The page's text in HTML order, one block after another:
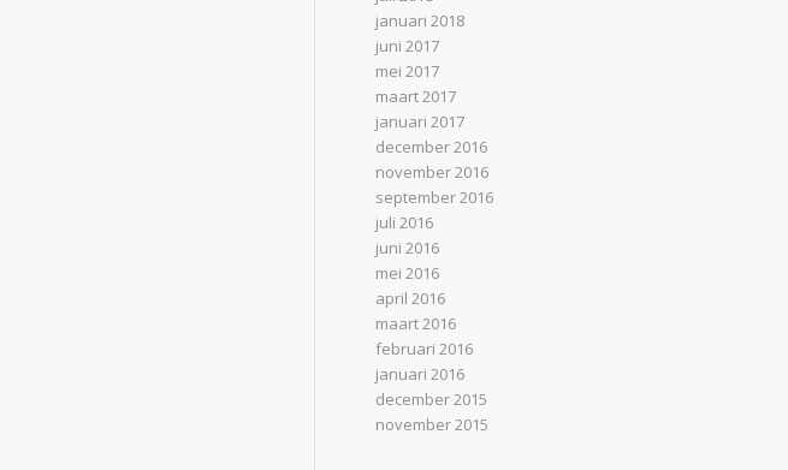
januari 2018
juni 2017
mei 2017
maart 2017
januari 2017
december 2016
november 2016
september 2016
juli 2016
juni 2016
mei 2016
april 2016
maart 2016
februari 2016
januari 2016
december 2015
november 2015